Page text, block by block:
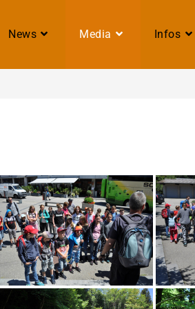
News Media Infos